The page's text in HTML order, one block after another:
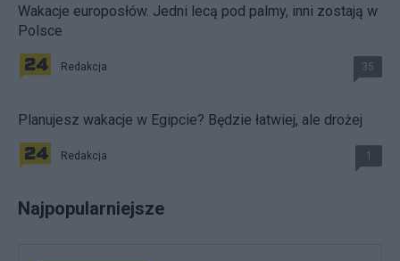
Wakacje europosłów. Jedni lecą pod palmy, inni zostają w
Polsce
Redakcja 35
Planujesz wakacje w Egipcie? Będzie łatwiej, ale drożej
Redakcja 1
Najpopularniejsze